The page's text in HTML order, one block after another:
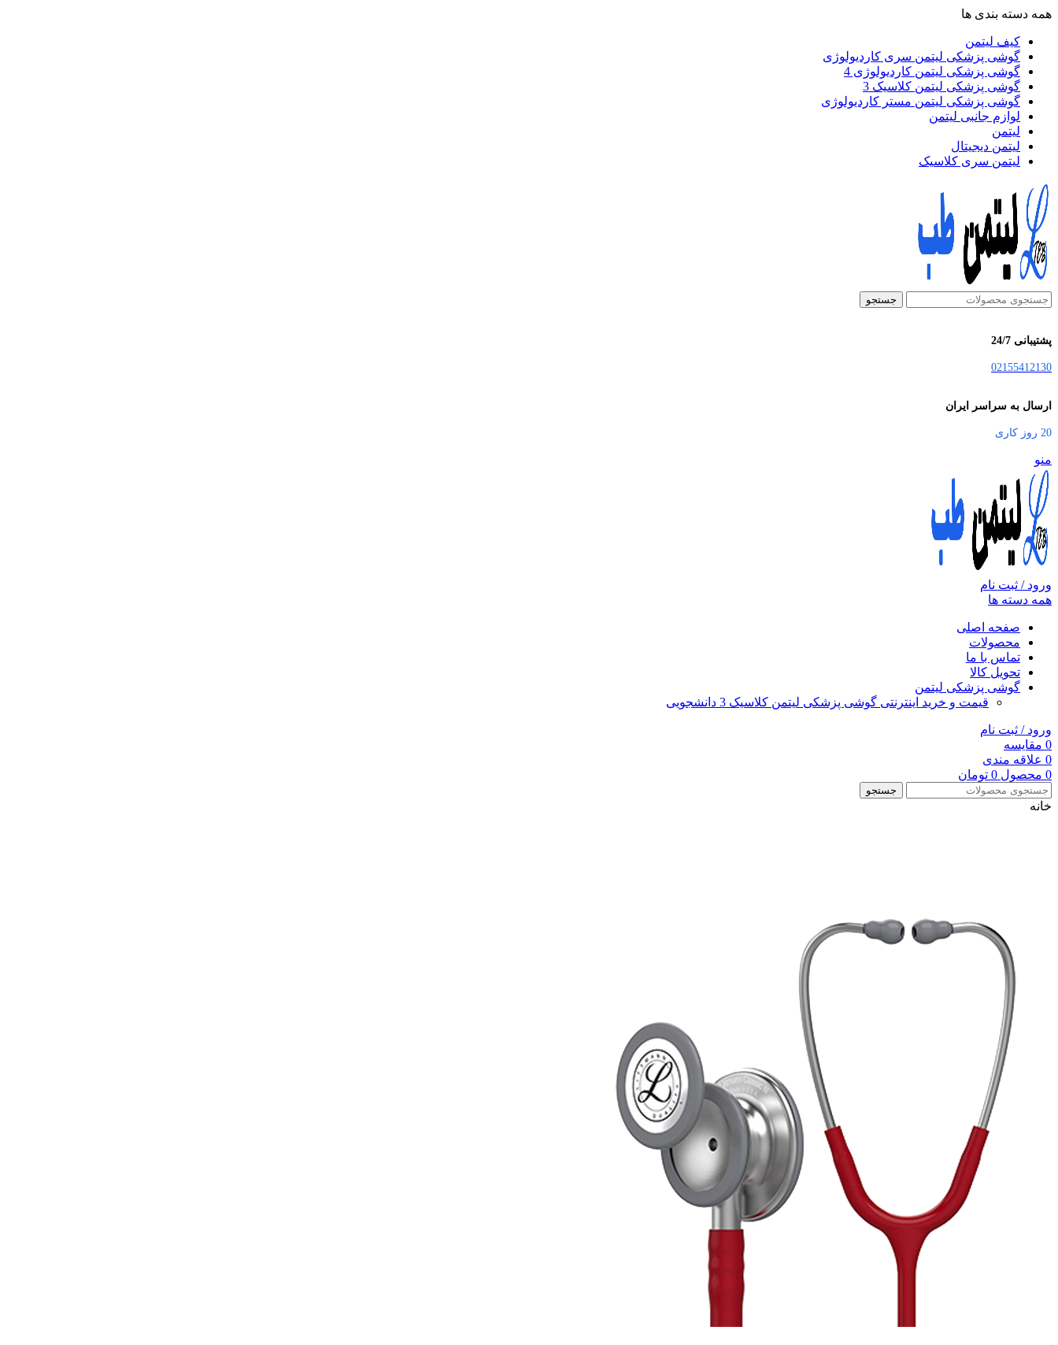
همه دسته بندی ها
کیف لیتمن
گوشی پزشکی لیتمن سری کاردیولوژی
گوشی پزشکی لیتمن کاردیولوژی 4
گوشی پزشکی لیتمن کلاسیک 3
گوشی پزشکی لیتمن مستر کاردیولوژی
لوازم جانبی لیتمن
لیتمن
لیتمن دیجیتال
لیتمن سری کلاسیک
جستجو
پشتیبانی 24/7
02155412130
ارسال به سراسر ایران
20 روز کاری
منو
ورود / ثبت نام
همه دسته ها
صفحه اصلی
محصولات
تماس با ما
تحویل کالا
گوشی پزشکی لیتمن
قیمت و خرید اینترنتی گوشی پزشکی لیتمن کلاسیک 3 دانشجویی
ورود / ثبت نام
0 مقایسه
0 علاقه مندی
0 محصول 0 تومان
جستجو
خانه